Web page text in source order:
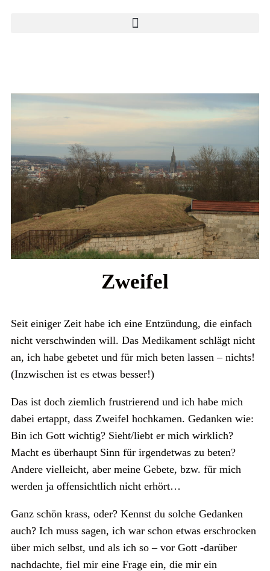
Zweifel
Seit einiger Zeit habe ich eine Entzündung, die einfach
nicht verschwinden will. Das Medikament schlägt nicht
an, ich habe gebetet und für mich beten lassen – nichts!
(Inzwischen ist es etwas besser!)
Das ist doch ziemlich frustrierend und ich habe mich
dabei ertappt, dass Zweifel hochkamen. Gedanken wie:
Bin ich Gott wichtig? Sieht/liebt er mich wirklich?
Macht es überhaupt Sinn für irgendetwas zu beten?
Andere vielleicht, aber meine Gebete, bzw. für mich
werden ja offensichtlich nicht erhört…
Ganz schön krass, oder? Kennst du solche Gedanken
auch? Ich muss sagen, ich war schon etwas erschrocken
über mich selbst, und als ich so – vor Gott -darüber
nachdachte, fiel mir eine Frage ein, die mir ein